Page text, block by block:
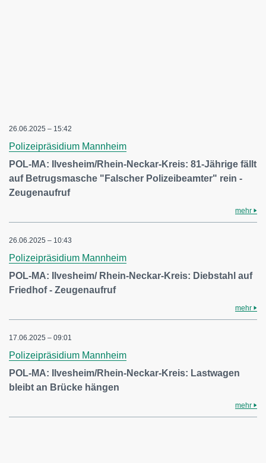
26.06.2025 – 15:42
Polizeipräsidium Mannheim
POL-MA: Ilvesheim/Rhein-Neckar-Kreis: 81-Jährige fällt
auf Betrugsmasche "Falscher Polizeibeamter" rein -
Zeugenaufruf
mehr
26.06.2025 – 10:43
Polizeipräsidium Mannheim
POL-MA: Ilvesheim/ Rhein-Neckar-Kreis: Diebstahl auf
Friedhof - Zeugenaufruf
mehr
17.06.2025 – 09:01
Polizeipräsidium Mannheim
POL-MA: Ilvesheim/Rhein-Neckar-Kreis: Lastwagen
bleibt an Brücke hängen
mehr